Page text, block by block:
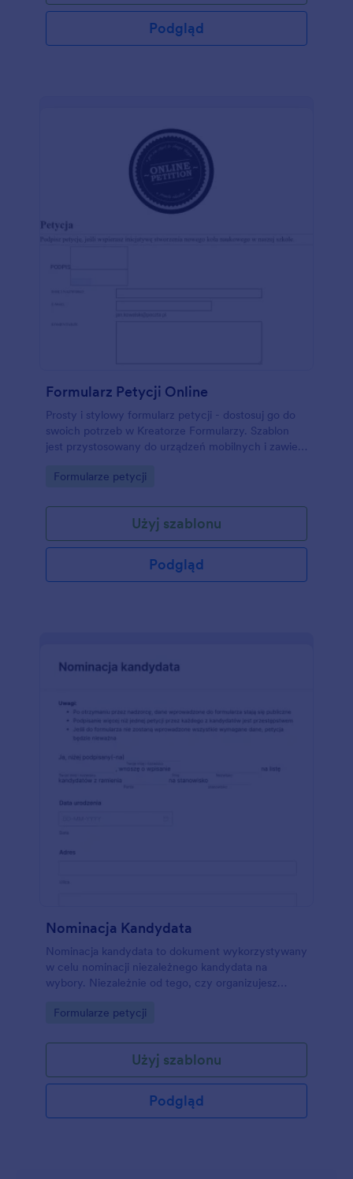
Podgląd
Formularz Petycji Online
Prosty i stylowy formularz petycji - dostosuj go do
swoich potrzeb w Kreatorze Formularzy. Szablon
jest przystosowany do urządzeń mobilnych i zawiera
Go to Category:
Formularze petycji
Użyj szablonu
Podgląd
Nominacja Kandydata
Nominacja kandydata to dokument wykorzystywany
w celu nominacji niezależnego kandydata na
wybory. Niezależnie od tego, czy organizujesz
formularz petycji kandydata pomoże głosującym
Głosujący mogą wprowadzić dane swoje i
kandydata oraz złożyć e-podpis. Odpowiedzi
zostaną przesłane na Twoje bezpieczne konto
Jotform - możesz je wyświetlać, drukować i
udostępniać z poziomu dowolnego urządzenia.
Go to Category:
Formularze petycji
Użyj szablonu
Podgląd